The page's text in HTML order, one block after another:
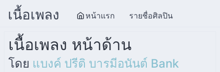
เนื้อเพลง หน้าแรก รายชื่อศิลปิน
เนื้อเพลง หน้าด้าน
โดย แบงค์ ปรีติ บารมีอนันต์ Bank